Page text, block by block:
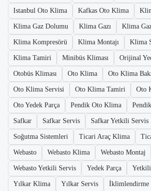
Istanbul Oto Klima Kafkas Oto Klima
Klima Gaz Dolumu Klima Gazı Klima
Klima Kompresörü Klima Montajı Klima
Klima Tamiri Minibüs Kliması Orijinal
Otobüs Kliması Oto Klima Oto Klima
Oto Klima Servisi Oto Klima Tamiri Oto
Oto Yedek Parça Pendik Oto Klima
Safkar Safkar Servis Safkar Yetkili Servis
Soğutma Sistemleri Ticari Araç Klima
Webasto Webasto Klima Webasto Montaj
Webasto Yetkili Servis Yedek Parça
Yılkar Klima Yılkar Servis İklimlendirme